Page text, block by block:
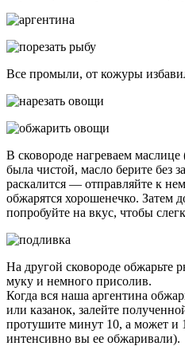
Все промыли, от кожуры
В сковороде нагреваем
была чистой, масло берите без
раскалится — отправляйте к
обжарятся хорошенечко. Затем
попробуйте на вкус, чтобы
На другой сковороде обжарьте
муку и немного присолив.
Когда вся наша аргентина
или казанок, залейте
протушите минут 10, а может и
интенсивно вы ее обжаривали).